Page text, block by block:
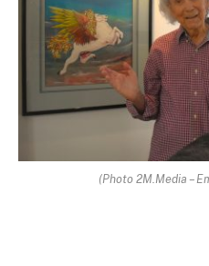
(Photo 2M.Media –